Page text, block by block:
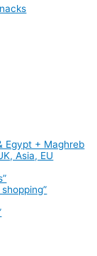
Egypt + Maghreb
Asia, EU